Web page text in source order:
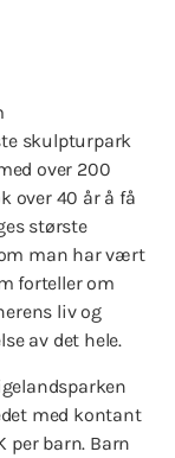
skulpturpark
over 200
over 40 år å få
største
om man har vært
forteller om
liv og
av det hele.
med kontant
per barn. Barn